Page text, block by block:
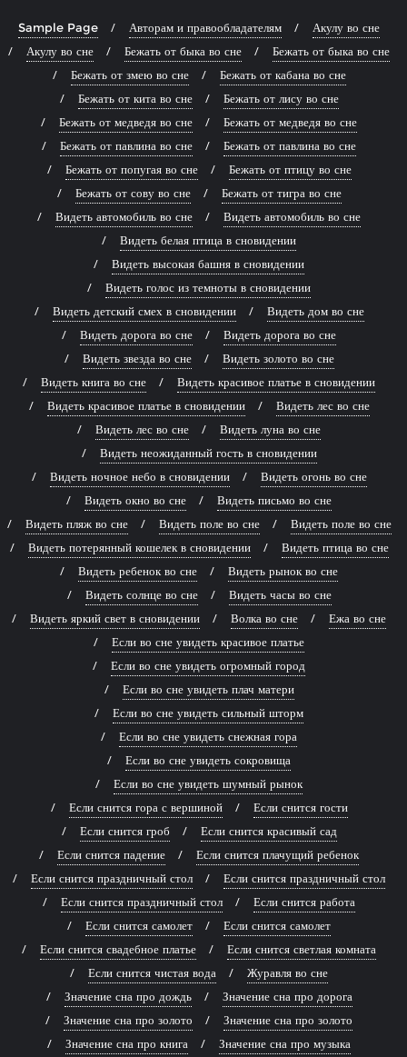
Sample Page Авторам и правообладателям
Акулу во сне
Акулу во сне
Бежать от быка во сне
Бежать от быка во сне
Бежать от змею во сне
Бежать от кабана во сне
Бежать от кита во сне
Бежать от лису во сне
Бежать от медведя во сне
Бежать от медведя во сне
Бежать от павлина во сне
Бежать от павлина во сне
Бежать от попугая во сне
Бежать от птицу во сне
Бежать от сову во сне
Бежать от тигра во сне
Видеть автомобиль во сне
Видеть автомобиль во сне
Видеть белая птица в сновидении
Видеть высокая башня в сновидении
Видеть голос из темноты в сновидении
Видеть детский смех в сновидении
Видеть дом во сне
Видеть дорога во сне
Видеть дорога во сне
Видеть звезда во сне
Видеть золото во сне
Видеть книга во сне
Видеть красивое платье в сновидении
Видеть красивое платье в сновидении
Видеть лес во сне
Видеть лес во сне
Видеть луна во сне
Видеть неожиданный гость в сновидении
Видеть ночное небо в сновидении
Видеть огонь во сне
Видеть окно во сне
Видеть письмо во сне
Видеть пляж во сне
Видеть поле во сне
Видеть поле во сне
Видеть потерянный кошелек в сновидении
Видеть птица во сне
Видеть ребенок во сне
Видеть рынок во сне
Видеть солнце во сне
Видеть часы во сне
Видеть яркий свет в сновидении
Волка во сне
Ежа во сне
Если во сне увидеть красивое платье
Если во сне увидеть огромный город
Если во сне увидеть плач матери
Если во сне увидеть сильный шторм
Если во сне увидеть снежная гора
Если во сне увидеть сокровища
Если во сне увидеть шумный рынок
Если снится гора с вершиной
Если снится гости
Если снится гроб
Если снится красивый сад
Если снится падение
Если снится плачущий ребенок
Если снится праздничный стол
Если снится праздничный стол
Если снится праздничный стол
Если снится работа
Если снится самолет
Если снится самолет
Если снится свадебное платье
Если снится светлая комната
Если снится чистая вода
Журавля во сне
Значение сна про дождь
Значение сна про дорога
Значение сна про золото
Значение сна про золото
Значение сна про книга
Значение сна про музыка